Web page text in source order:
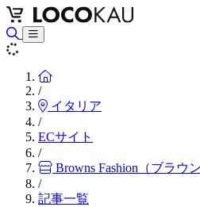
Home
/
イタリア
/
ECサイト
/
Browns Fashion（ブラウ
/
記事一覧